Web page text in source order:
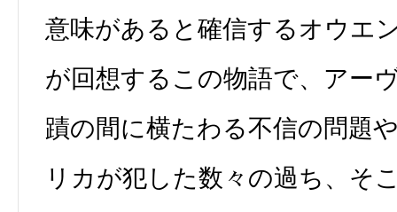
意味があると確信するオウエ
が回想するこの物語で、アー
蹟の間に横たわる不信の問題
リカが犯した数々の過ち、そ